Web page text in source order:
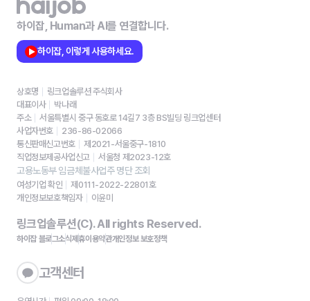
하이잡, Human과 AI를 연결합니다.
하이잡, 이렇게 사용하세요.
상호명
링크업솔루션 주식회사
대표이사
박나래
주소
서울특별시 중구 동호로 14길7 3층 BS빌딩 링크업센터
사업자번호
236-86-02066
통신판매신고번호
제2021-서울중구-1810
직업정보제공사업신고
서울청 제2023-12호
고용노동부 임금체불사업주 명단 조회
여성기업 확인
제0111-2022-22801호
개인정보보호책임자
이윤미
링크업솔루션(C). All rights Reserved.
하이잡 블로그소식제휴이용약관개인정보 보호정책
고객센터